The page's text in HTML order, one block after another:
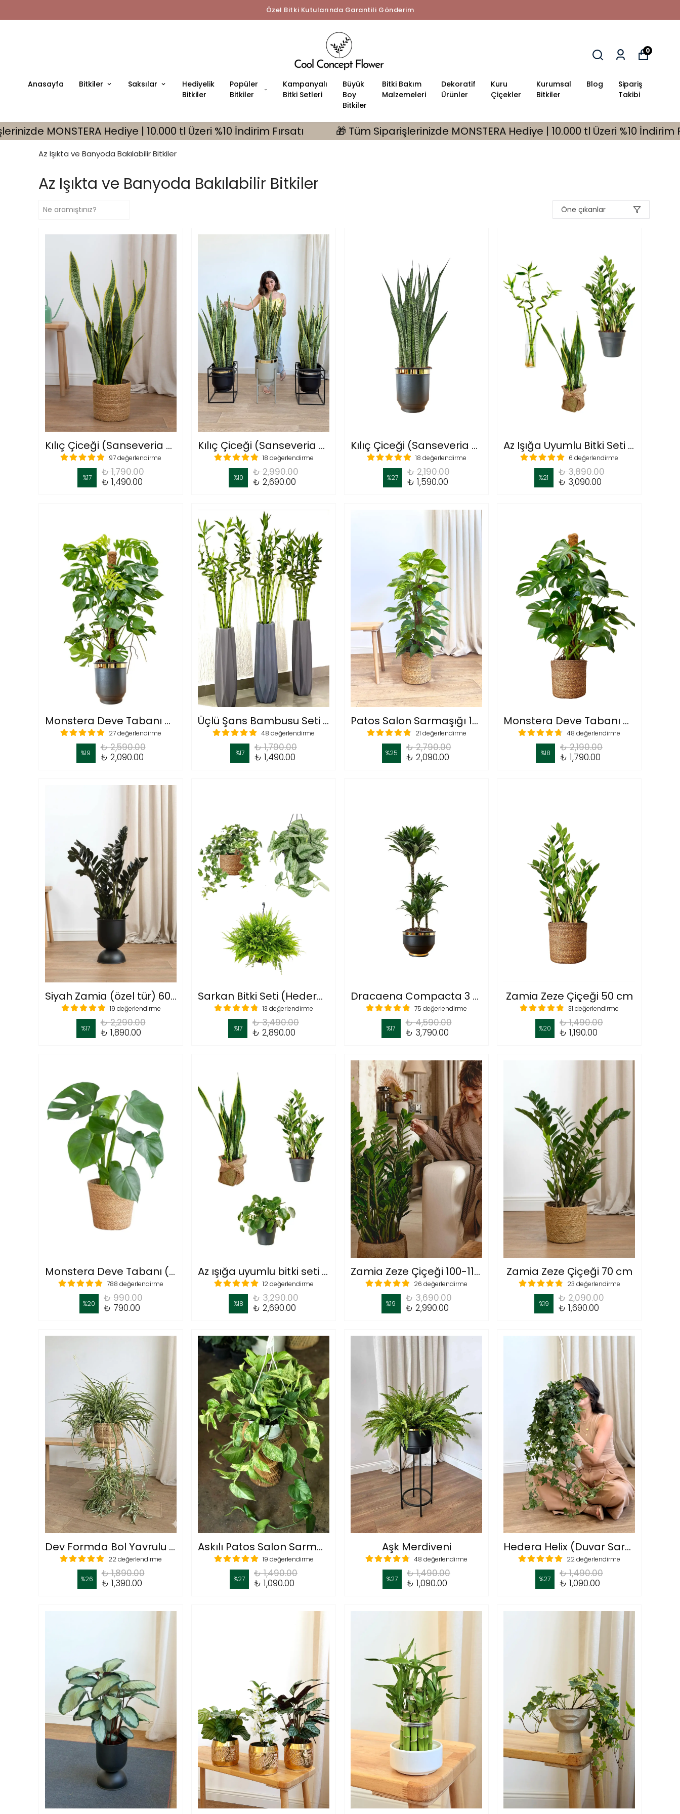
Anasayfa Bitkiler Saksılar
Hediyelik
Bitkiler
Popüler
Bitkiler
Kampanyalı
Bitki Setleri
Büyük
Boy
Bitkiler
Bitki Bakım
Malzemeleri
Dekoratif
Ürünler
Kuru
Çiçekler
Kurumsal
Bitkiler
Blog
Sipariş
Takibi
0
tl Üzeri %10 İndirim Fırsatı 🎁 Tüm Siparişlerinizde MONSTERA Hediye | 10.000 tl Üzeri %10 İndirim Fırsatı 🎁 Tüm
Az Işıkta ve Banyoda Bakılabilir Bitkiler
Az Işıkta ve Banyoda Bakılabilir Bitkiler
Öne çıkanlar
Kılıç Çiceği (Sanseveria Trifasciata -Peygamber Kılıcı-Paşa Kılıcı) Sarı-Yeşil 70-80 cm
97 değerlendirme
%17
₺ 1,790.00
₺ 1,490.00
Kılıç Çiceği (Sanseveria Trifasciata -Peygamber Kılıcı-Paşa Kılıcı) Sarı-Yeşil 100-110 cm
18 değerlendirme
%10
₺ 2,990.00
₺ 2,690.00
Kılıç Çiceği (Sanseveria Zeylenica -Peygamber Kılıcı-Paşa Kılıcı) Koyu Yeşil 65 -70cm
18 değerlendirme
%27
₺ 2,190.00
₺ 1,590.00
Az Işığa Uyumlu Bitki Seti (80 cm kılıç-50 cm Zamia -üçlü bambu 90-100 cm )
6 değerlendirme
%21
₺ 3,890.00
₺ 3,090.00
Monstera Deve Tabanı Anaç Dolgun Form 100-110 cm Yosun Çubuklu
27 değerlendirme
%19
₺ 2,590.00
₺ 2,090.00
Üçlü Şans Bambusu Seti – Dekoratif Lucky Bamboo Tasarımı 90-100 cm
48 değerlendirme
%17
₺ 1,790.00
₺ 1,490.00
Patos Salon Sarmaşığı 120-130 cm(Golden Pothos - Epipremnum Aureum)
21 değerlendirme
%25
₺ 2,790.00
₺ 2,090.00
Monstera Deve Tabanı Çiçeği 80-90 cm Yosun Çubuklu
48 değerlendirme
%18
₺ 2,190.00
₺ 1,790.00
Siyah Zamia (özel tür) 60 cm
19 değerlendirme
%17
₺ 2,290.00
₺ 1,890.00
Sarkan Bitki Seti (Hedera helix-Patos scindapsus- aşk merdiveni )
13 değerlendirme
%17
₺ 3,490.00
₺ 2,890.00
Dracaena Compacta 3 Gövdeli -(Dracena Fragrans Compacta 90-100 cm)
75 değerlendirme
%17
₺ 4,590.00
₺ 3,790.00
Zamia Zeze Çiçeği 50 cm
31 değerlendirme
%20
₺ 1,490.00
₺ 1,190.00
Monstera Deve Tabanı (Masa Boy)
788 değerlendirme
%20
₺ 990.00
₺ 790.00
Az ışığa uyumlu bitki seti (80 cm kılıç-pilea-50 cm zamia )
12 değerlendirme
%18
₺ 3,290.00
₺ 2,690.00
Zamia Zeze Çiçeği 100-110 cm
26 değerlendirme
%19
₺ 3,690.00
₺ 2,990.00
Zamia Zeze Çiçeği 70 cm
23 değerlendirme
%19
₺ 2,090.00
₺ 1,690.00
Dev Formda Bol Yavrulu Kurdele Çiçeği (Chlorophytum Comosum)
22 değerlendirme
%26
₺ 1,890.00
₺ 1,390.00
Askılı Patos Salon Sarmaşığı (Golden Pothos - Epipremnum Aureum)
19 değerlendirme
%27
₺ 1,490.00
₺ 1,090.00
Aşk Merdiveni
48 değerlendirme
%27
₺ 1,490.00
₺ 1,090.00
Hedera Helix (Duvar Sarmaşığı-Koyu Yeşil)
22 değerlendirme
%27
₺ 1,490.00
₺ 1,090.00